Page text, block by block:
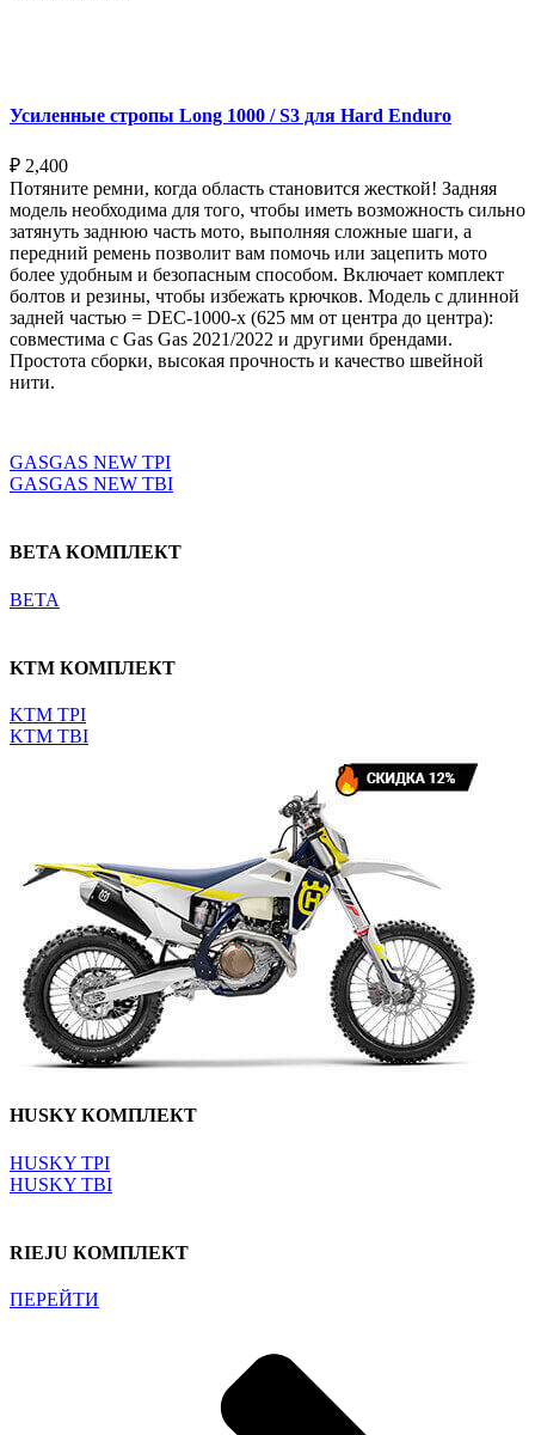
Усиленные стропы Long 1000 / S3 для Hard Enduro
₽ 2,400
Потяните ремни, когда область становится жесткой! Задняя
модель необходима для того, чтобы иметь возможность сильно
затянуть заднюю часть мото, выполняя сложные шаги, а
передний ремень позволит вам помочь или зацепить мото
более удобным и безопасным способом. Включает комплект
болтов и резины, чтобы избежать крючков. Модель с длинной
задней частью = DEC-1000-x (625 мм от центра до центра):
совместима с Gas Gas 2021/2022 и другими брендами.
Простота сборки, высокая прочность и качество швейной
нити.
GASGAS NEW TPI
GASGAS NEW TBI
BETA КОМПЛЕКТ
BETA
KTM КОМПЛЕКТ
KTM TPI
KTM TBI
HUSKY КОМПЛЕКТ
HUSKY TPI
HUSKY TBI
RIEJU КОМПЛЕКТ
ПЕРЕЙТИ